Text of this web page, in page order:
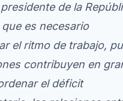
de la
es necesario
el ritmo de trabajo,
contribuyen en
el déficit